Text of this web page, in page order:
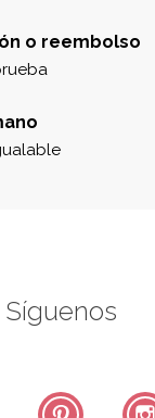
o reembolso
Síguenos
Facebook Pinterest